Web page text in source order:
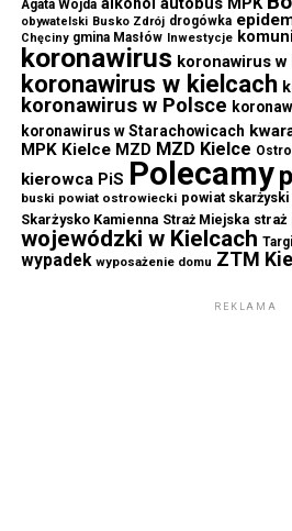
Agata Wojda
obywatelski Busko Zdrój drogówka
Chęciny gmina Masłów Inwestycje
koronawirus koronawirus
koronawirus w kielcach
koronawirus w Polsce
koronawirus w Starachowicach
MPK Kielce MZD MZD Kielce
kierowca PiS Polecamy
buski powiat ostrowiecki powiat skarżyski
Skarżysko Kamienna Straż Miejska straż
wojewódzki w Kielcach
wypadek wyposażenie domu ZTM
REKLAMA